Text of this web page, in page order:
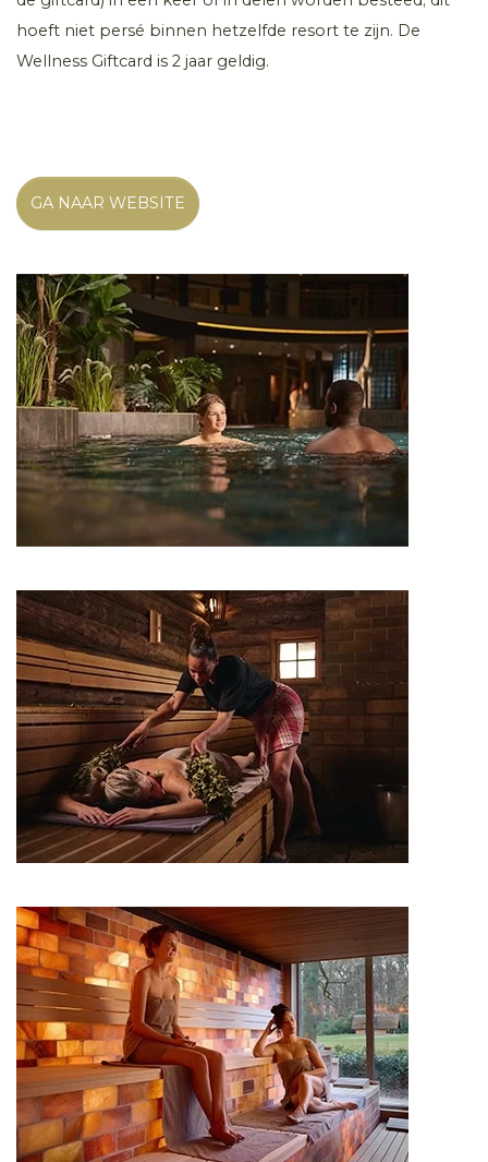
hoeft niet persé binnen hetzelfde resort te zijn. De
Wellness Giftcard is 2 jaar geldig.
GA NAAR WEBSITE